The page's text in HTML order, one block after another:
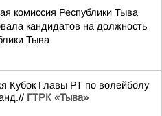
комиссия Республики Тыва
кандидатов на должность
Тыва
Кубок Главы РТ по волейболу
ГТРК «Тыва»